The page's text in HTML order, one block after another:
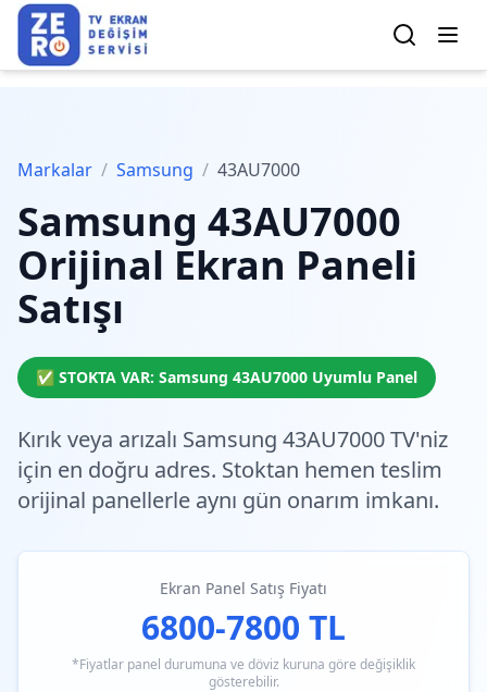
Markalar / Samsung / 43AU7000
Samsung 43AU7000
Orijinal Ekran Paneli
Satışı
✅ STOKTA VAR: Samsung 43AU7000 Uyumlu Panel
Kırık veya arızalı Samsung 43AU7000 TV'niz
için en doğru adres. Stoktan hemen teslim
orijinal panellerle aynı gün onarım imkanı.
Ekran Panel Satış Fiyatı
6800-7800 TL
*Fiyatlar panel durumuna ve döviz kuruna göre değişiklik
gösterebilir.